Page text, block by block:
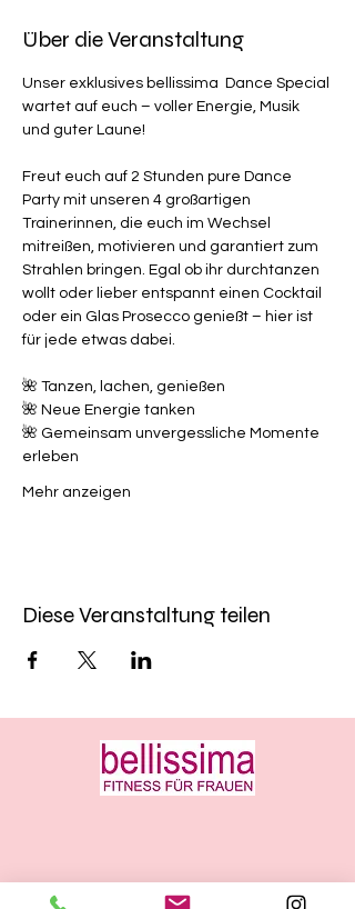
Über die Veranstaltung
Unser exklusives bellissima  Dance Special
wartet auf euch – voller Energie, Musik
und guter Laune!
Freut euch auf 2 Stunden pure Dance
Party mit unseren 4 großartigen
Trainerinnen, die euch im Wechsel
mitreißen, motivieren und garantiert zum
Strahlen bringen. Egal ob ihr durchtanzen
wollt oder lieber entspannt einen Cocktail
oder ein Glas Prosecco genießt – hier ist
für jede etwas dabei.
🌺 Tanzen, lachen, genießen
🌺 Neue Energie tanken
🌺 Gemeinsam unvergessliche Momente
erleben
Mehr anzeigen
Diese Veranstaltung teilen